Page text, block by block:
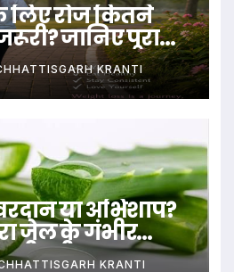
रोज कितने
जानिए पूरा
KRANTI
या अभिशाप?
जेल के गंभीर
तरीका….KRANTI